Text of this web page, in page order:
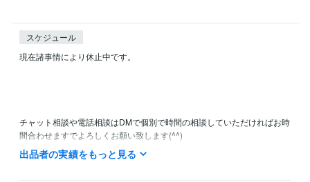
スケジュール
現在諸事情により休止中です。
チャット相談や電話相談はDMで個別で時間の相談していただければお時
間合わせますでよろしくお願い致します(^^)
主に平日の10:00〜15:00にお電話の待機しております。
出品者の実績をもっと見る